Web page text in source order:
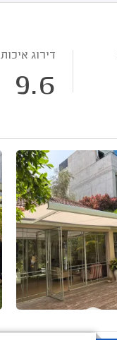
דירוג איכות
9.6